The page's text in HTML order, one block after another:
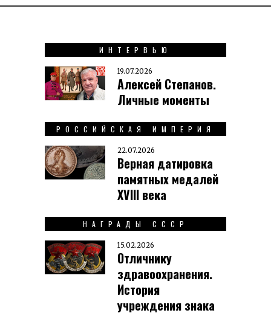
ИНТЕРВЬЮ
19.07.2026
Алексей Степанов.
Личные моменты
РОССИЙСКАЯ ИМПЕРИЯ
22.07.2026
Верная датировка
памятных медалей
XVIII века
НАГРАДЫ СССР
15.02.2026
Отличнику
здравоохранения.
История
учреждения знака